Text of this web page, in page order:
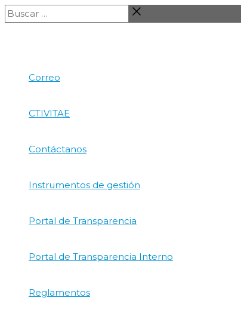
Ir
al
Buscar
…
Correo
CTIVITAE
Contáctanos
Instrumentos de gestión
Portal de Transparencia
Portal de Transparencia Interno
Reglamentos